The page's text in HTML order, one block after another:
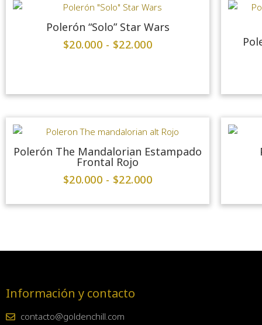
Polerón “Solo” Star Wars
$20.000 - $22.000
Polerón The Mandalorian Estampado
Frontal Rojo
$20.000 - $22.000
Información y contacto
contacto@goldenchill.com